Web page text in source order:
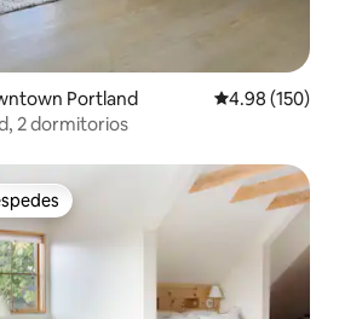
Portland Calificación
4.98 (150)
2 dormitorios
preferido